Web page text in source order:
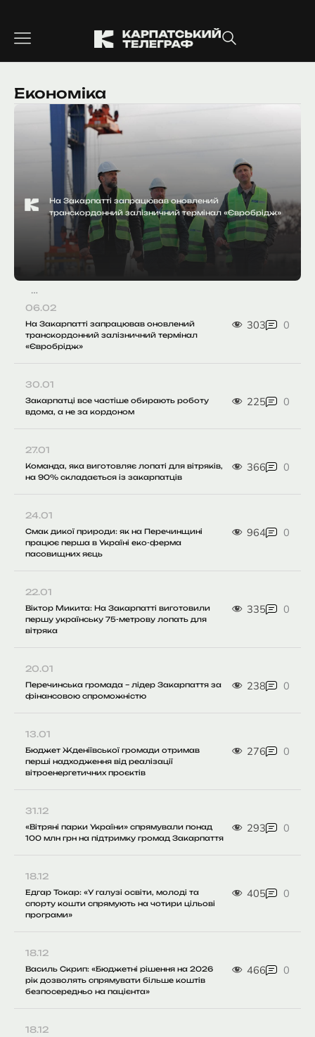
вмісту
Економіка
На Закарпатті запрацював оновлений
транскордонний залізничний термінал «Євробрідж»
…
На Закарпатті запрацював оновлений
транскордонний залізничний термінал
«Євробрідж»
06.02
303 0
Закарпатці все частіше обирають роботу
вдома, а не за кордоном
30.01
225 0
Команда, яка виготовляє лопаті для вітряків,
на 90% складається із закарпатців
27.01
366 0
Смак дикої природи: як на Перечинщині
працює перша в Україні еко-ферма
пасовищних яєць
24.01
964 0
Віктор Микита: На Закарпатті виготовили
першу українську 75-метрову лопать для
вітряка
22.01
335 0
Перечинська громада – лідер Закарпаття за
фінансовою спроможністю
20.01
238 0
Бюджет Жденіївської громади отримав
перші надходження від реалізації
вітроенергетичних проєктів
13.01
276 0
«Вітряні парки України» спрямували понад
100 млн грн на підтримку громад Закарпаття
31.12
293 0
Едгар Токар: «У галузі освіти, молоді та
спорту кошти спрямують на чотири цільові
програми»
18.12
405 0
Василь Скрип: «Бюджетні рішення на 2026
рік дозволять спрямувати більше коштів
безпосередньо на пацієнта»
18.12
466 0
18.12